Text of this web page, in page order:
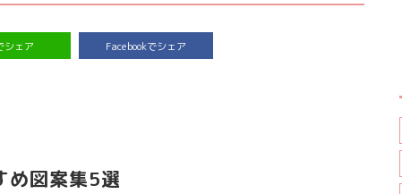
シェア Facebookでシェア
め図案集5選